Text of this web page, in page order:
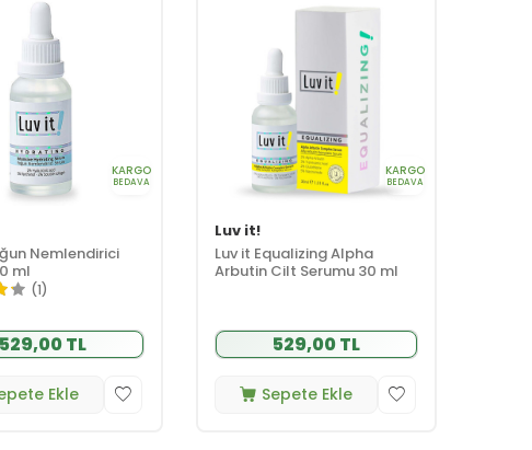
KARGO
BEDAVA
Nemlendirici
ml
(1)
529,00 TL
Ekle
KARGO
BEDAVA
Luv it!
Luv it Equalizing Alpha
Arbutin Cilt Serumu 30 ml
529,00 TL
Sepete Ekle